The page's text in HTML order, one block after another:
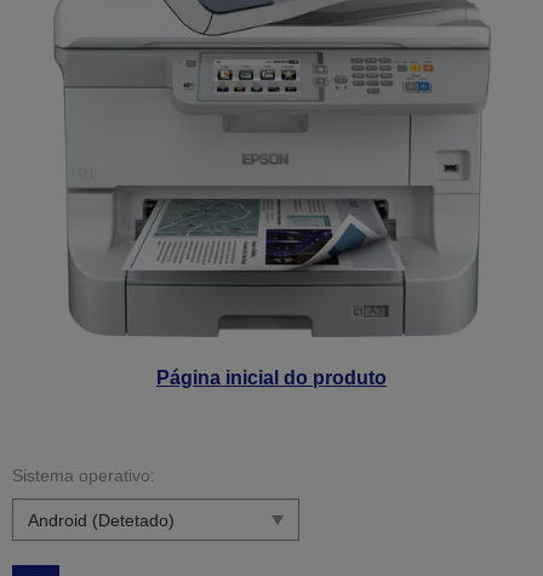
Página inicial do produto
Sistema operativo: